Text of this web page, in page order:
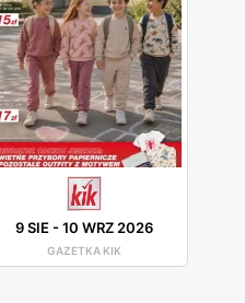
9 SIE -10 WRZ 2026
GAZETKA KIK